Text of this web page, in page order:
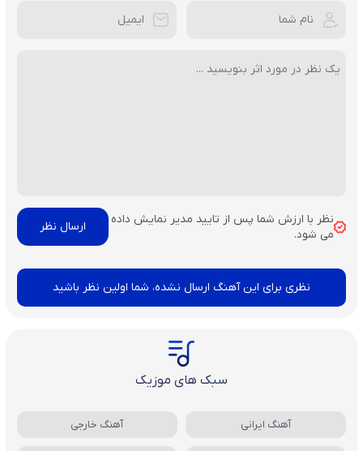
نظر با ارزش شما پس از تایید مدیر نمایش داده
می شود.
نظری برای این آهنگ ارسال نشده، شما اولین نظر باشید
سبک های موزیک
آهنگ ایرانی آهنگ خارجی